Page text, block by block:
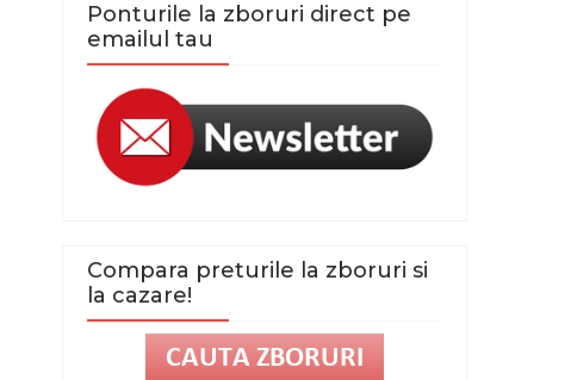
Ponturile la zboruri direct pe
emailul tau
Compara preturile la zboruri si
la cazare!